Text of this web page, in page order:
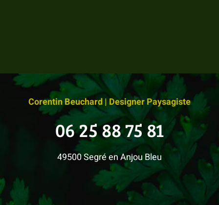
Corentin Beuchard | Designer Paysagiste
06 25 88 75 81
49500 Segré en Anjou Bleu